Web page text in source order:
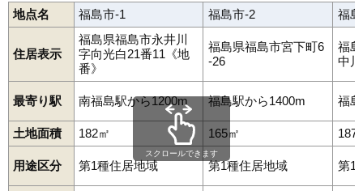
98 松川町浅川 2.7万円 319万円 -0.1%
99 桜本 2.5万円 163万円 -8.2%
100 立子山 2.3万円 40万円 -9.6%
大笹生
地点名 福島市-1 福島市-2 福
住居表示
福島県福島市永井川
字向光白21番11《地
番》
福島県福島市宮下町6
-26
福
中
最寄り駅 南福島駅から1200m 福島駅から1400m 福
土地面積 182㎡ 165㎡ 187
用途区分 第1種住居地域 第1種住居地域 第1
スクロールできます